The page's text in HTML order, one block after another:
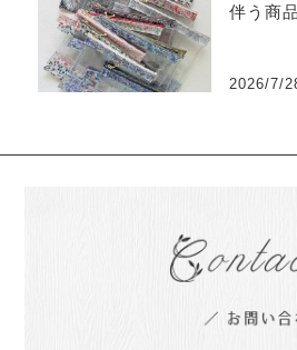
伴う商
2026/7/